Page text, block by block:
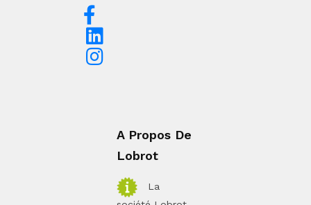
A Propos De
Lobrot
La